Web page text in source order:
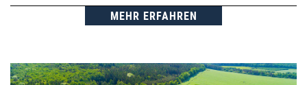
MEHR ERFAHREN